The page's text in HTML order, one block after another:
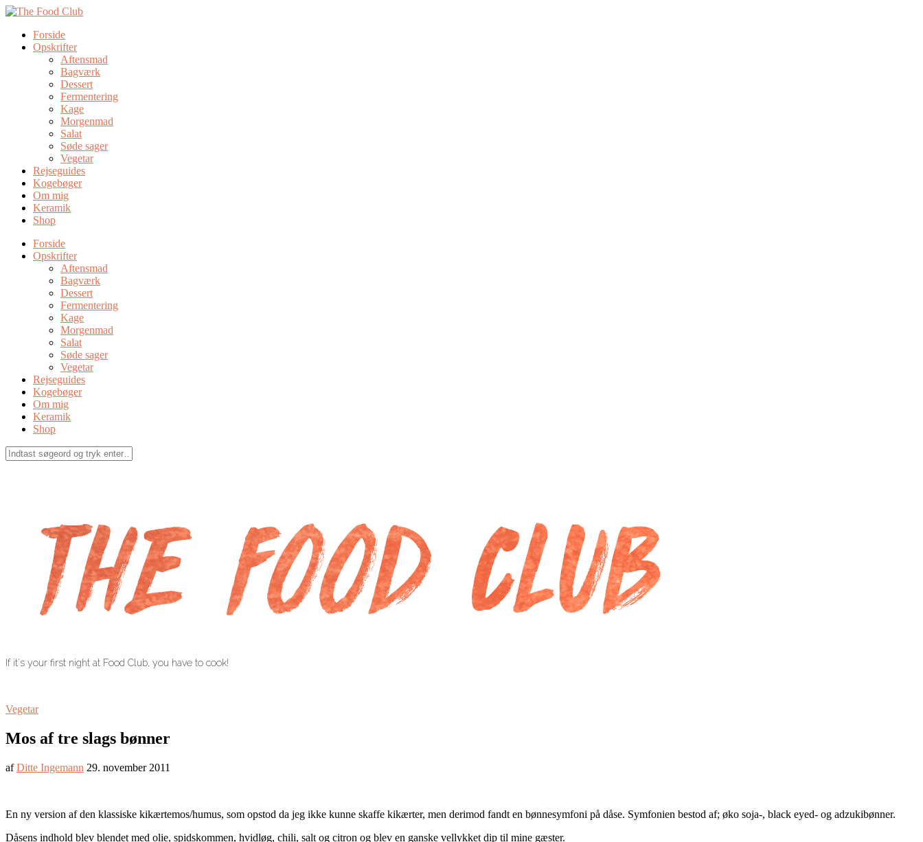
Forside
Opskrifter
Aftensmad
Bagværk
Dessert
Fermentering
Kage
Morgenmad
Salat
Søde sager
Vegetar
Rejseguides
Kogebøger
Om mig
Keramik
Shop
Forside
Opskrifter
Aftensmad
Bagværk
Dessert
Fermentering
Kage
Morgenmad
Salat
Søde sager
Vegetar
Rejseguides
Kogebøger
Om mig
Keramik
Shop
If it's your first night at Food Club, you have to cook!
Vegetar
Mos af tre slags bønner
afDitte Ingemann 29. november 2011
En ny version af den klassiske kikærtemos/humus, som opstod da jeg ikke kunne skaffe kikærter, men derimod fandt en bønnesymfoni på dåse. Symfonien bestod af; øko soja-, black eyed- og adzukibønner.
Dåsens indhold blev blendet med olie, spidskommen, hvidløg, chili, salt og citron og blev en ganske vellykket dip til mine gæster.